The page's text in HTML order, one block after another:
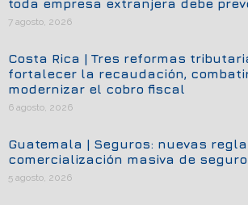
toda empresa extranjera debe
7 agosto, 2026
Costa Rica | Tres reformas
fortalecer la recaudación,
modernizar el cobro fiscal
6 agosto, 2026
Guatemala | Seguros: nuevas
comercialización masiva de
5 agosto, 2026